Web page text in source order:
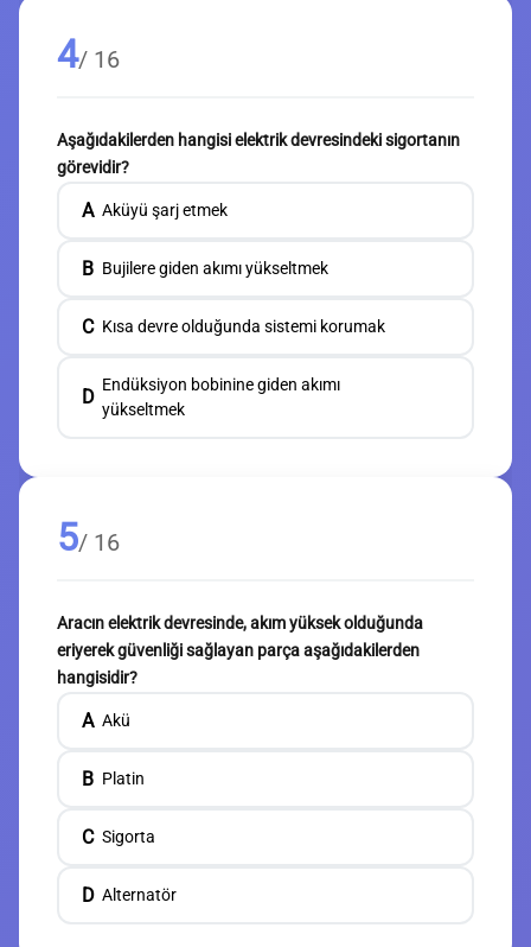
4/ 16
Aşağıdakilerden hangisi elektrik devresindeki sigortanın
görevidir?
A Aküyü şarj etmek
B Bujilere giden akımı yükseltmek
C Kısa devre olduğunda sistemi korumak
D
Endüksiyon bobinine giden akımı
yükseltmek
5/ 16
Aracın elektrik devresinde, akım yüksek olduğunda
eriyerek güvenliği sağlayan parça aşağıdakilerden
hangisidir?
A Akü
B Platin
C Sigorta
D Alternatör